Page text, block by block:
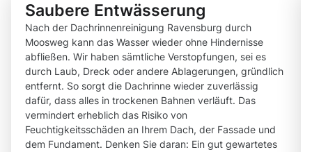
Saubere Entwässerung
Nach der Dachrinnenreinigung Ravensburg durch
Moosweg kann das Wasser wieder ohne Hindernisse
abfließen. Wir haben sämtliche Verstopfungen, sei es
durch Laub, Dreck oder andere Ablagerungen, gründlich
entfernt. So sorgt die Dachrinne wieder zuverlässig
dafür, dass alles in trockenen Bahnen verläuft. Das
vermindert erheblich das Risiko von
Feuchtigkeitsschäden an Ihrem Dach, der Fassade und
dem Fundament. Denken Sie daran: Ein gut gewartetes